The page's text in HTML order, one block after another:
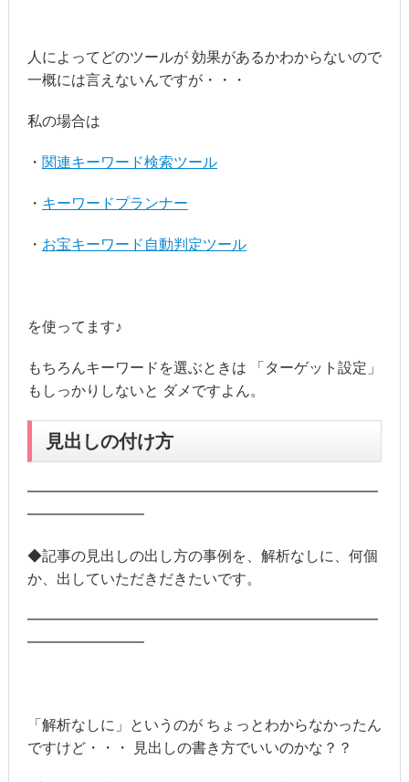
人によってどのツールが 効果があるかわからないので
一概には言えないんですが・・・
私の場合は
・ 関連キーワード検索ツール
・ キーワードプランナー
・ お宝キーワード自動判定ツール
を使ってます♪
もちろんキーワードを選ぶときは 「ターゲット設定」
もしっかりしないと ダメですよん。
見出しの付け方
━━━━━━━━━━━━━━━━━━━━━━━━
━━━━━━━━
◆記事の見出しの出し方の事例を、解析なしに、何個
か、出していただきだきたいです。
━━━━━━━━━━━━━━━━━━━━━━━━
━━━━━━━━
「解析なしに」というのが ちょっとわからなかったん
ですけど・・・ 見出しの書き方でいいのかな？？